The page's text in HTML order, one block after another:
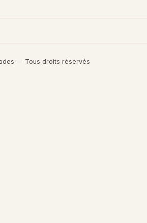
— Tous droits réservés